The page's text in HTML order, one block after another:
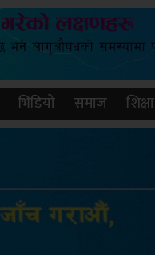
भिडियो समाज शिक्षा